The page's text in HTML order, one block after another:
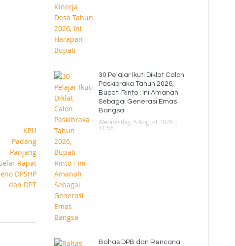
30 Pelajar Ikuti Diklat Calon
Paskibraka Tahun 2026,
Bupati Rinto : Ini Amanah
Sebagai Generasi Emas
Bangsa
Wednesday, 5 August 2026 |
11:56
Bahas DPB dan Rencana